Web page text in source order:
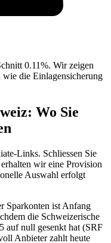
0.11%. Wir zeigen
die Einlagensicherung
Wo Sie
Links. Schliessen Sie
wir eine Provision
Auswahl erfolgt
Sparkonten ist Anfang
die Schweizerische
auf null gesenkt hat (SRF
Anbieter zahlt heute